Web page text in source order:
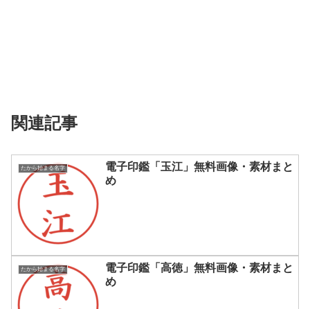
関連記事
たから始まる名字
電子印鑑「玉江」無料画像・素材まと
め
たから始まる名字
電子印鑑「高徳」無料画像・素材まと
め